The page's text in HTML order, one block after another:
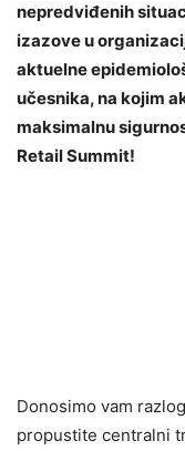
nepredviđenih
izazove u
aktuelne
učesnika, na kojim
maksimalnu
Retail Summit!
Donosimo vam
propustite centralni